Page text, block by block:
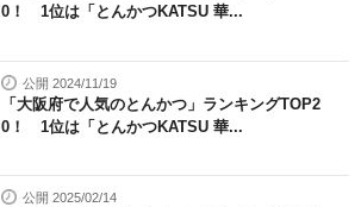
0！ 1位は「とんかつKATSU 華...
公開 2024/11/19
「大阪府で人気のとんかつ」ランキングTOP2
0！ 1位は「とんかつKATSU 華...
公開 2025/02/14